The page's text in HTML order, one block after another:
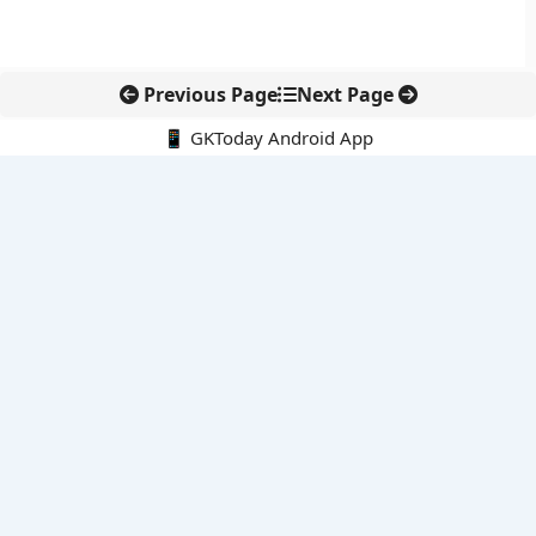
Previous Page Next Page
📱 GKToday Android App